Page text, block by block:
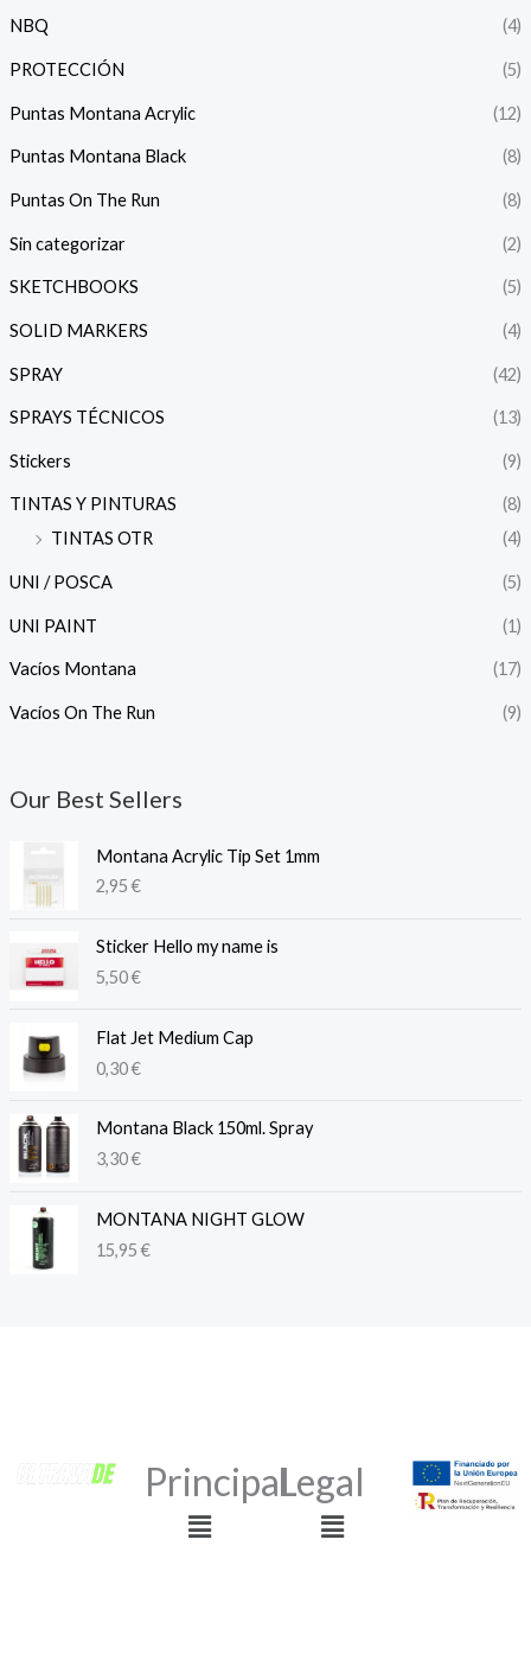
NBQ (4)
PROTECCIÓN (5)
Puntas Montana Acrylic (12)
Puntas Montana Black (8)
Puntas On The Run (8)
Sin categorizar (2)
SKETCHBOOKS (5)
SOLID MARKERS (4)
SPRAY (42)
SPRAYS TÉCNICOS (13)
Stickers (9)
TINTAS Y PINTURAS
(8)
TINTAS OTR
(4)
UNI / POSCA (5)
UNI PAINT (1)
Vacíos Montana (17)
Vacíos On The Run (9)
Our Best Sellers
Montana Acrylic Tip Set 1mm
2,95€
Sticker Hello my name is
5,50€
Flat Jet Medium Cap
0,30€
Montana Black 150ml. Spray
3,30€
MONTANA NIGHT GLOW
15,95€
Principal
Menu
Legal
Menu